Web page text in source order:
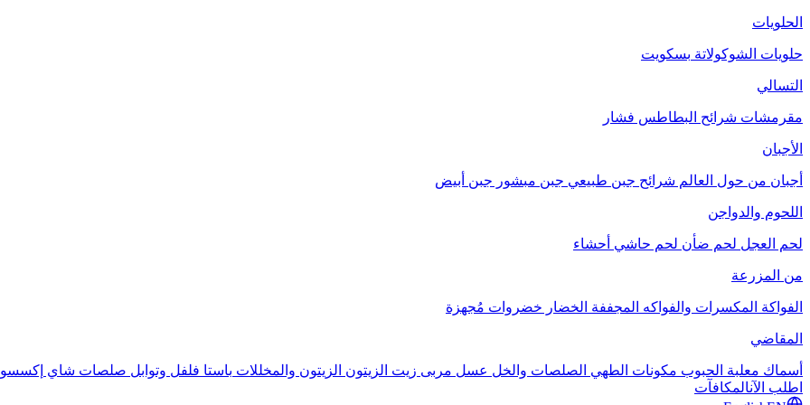
الحلويات
حلويات الشوكولاتة بسكويت
التسالي
مقرمشات شرائح البطاطس فشار
الأجبان
أجبان من حول العالم شرائح جبن طبيعي جبن مبشور جبن أبيض
اللحوم والدواجن
لحم العجل لحم ضأن لحم حاشي أحشاء
من المزرعة
الفواكة المكسرات والفواكه المجففة الخضار خضروات مُجهزة
المقاضي
أسماك معلبة الحبوب مكونات الطهي الصلصات والخل عسل مربى زيت الزيتون الزيتون والمخللات باستا فلفل وتوابل صلصات شاي
اطلب الآنالمكافآت